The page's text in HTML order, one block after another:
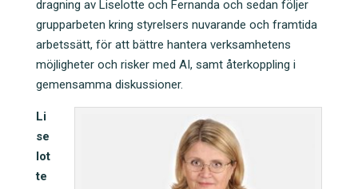
dragning av Liselotte och Fernanda och sedan följer
grupparbeten kring styrelsers nuvarande och framtida
arbetssätt, för att bättre hantera verksamhetens
möjligheter och risker med AI, samt återkoppling i
gemensamma diskussioner.
Li
se
lot
te